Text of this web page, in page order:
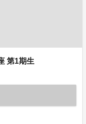
第1期生